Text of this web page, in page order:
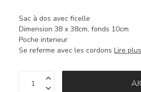
Sac à dos avec ficelle
Dimension 38 x 38cm, fonds 10cm
Poche interieur
Se referme avec les cordonsLire